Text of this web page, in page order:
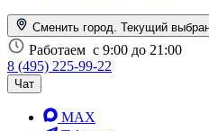
Сменить город. Текущий
Работаем с 9:00 до 21:00
8 (495) 225-99-22
Чат
MAX